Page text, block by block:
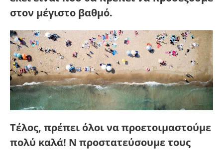
στον μέγιστο βαθμό.
Τέλος, πρέπει όλοι να προετοιμαστούμε
πολύ καλά! Ν προστατεύσουμε τους